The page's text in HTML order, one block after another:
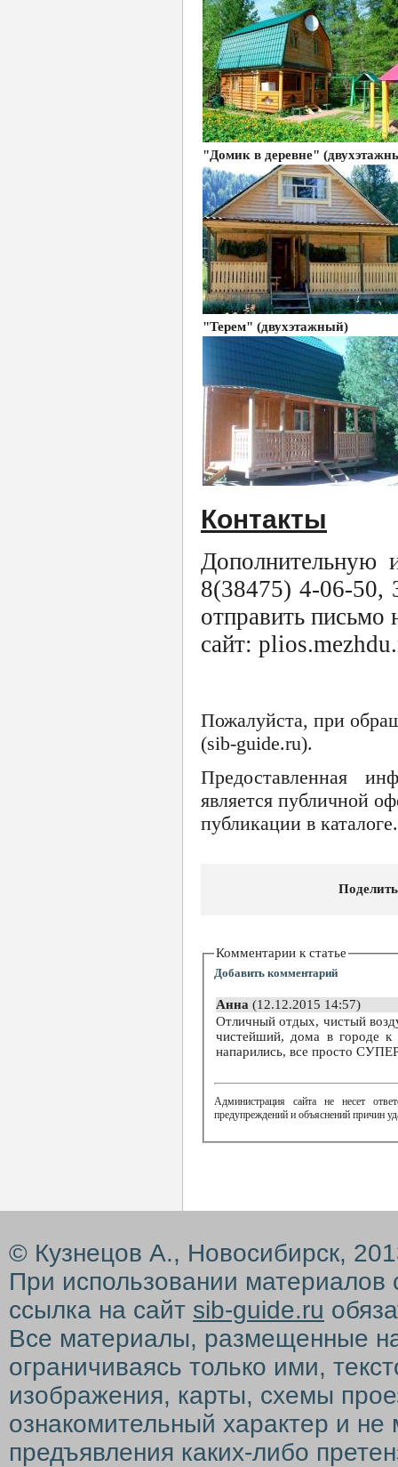
"Домик в деревне"
"Терем" (двухэтажный)
Контакты
Дополнительную
8(38475) 4-06-50,
отправить письмо
сайт:
Пожалуйста, при
(sib-guide.ru).
Предоставленная
является публичной
публикации в каталоге.
Комментарии к статье
Добавить комментарий
Анна (12.12.2015 14:57)
Отличный отдых, чистый воздух, природа как в сказке.
чистейший, дома в городе к
напарились, все просто
Администрация сайта не несет
предупреждений и объяснений причин
© Кузнецов А., Новосибирск,
При использовании материалов
ссылка на сайт sib-guide.ru
Все материалы, размещенные
ограничиваясь только ими,
изображения, карты, схемы
ознакомительный характер и
предъявления каких-либо